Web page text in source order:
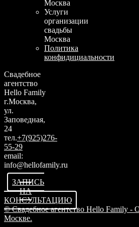
Москва
Услуги
организации
свадьбы
Москва
Политика
конфидициальности
Свадебное
агентство
Hello Family
г.Москва,
ул.
Заповедная,
24
тел.+7(925)276-
55-29
email:
info@hellofamily.ru
ЗАПИСЬ
НА
КОНСУЛЬТАЦИЮ
© Свадебное агентство Hello Family -
Москве.